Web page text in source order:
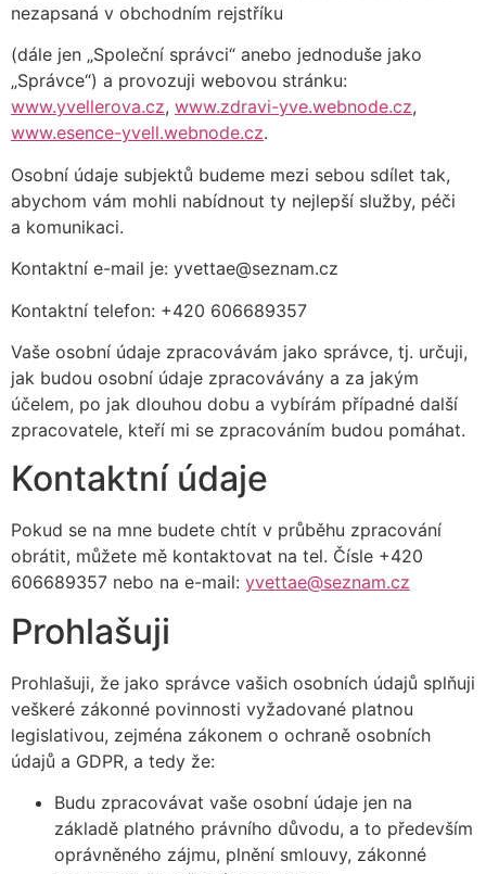
nezapsaná v obchodním rejstříku
(dále jen „Společní správci“ anebo jednoduše jako
„Správce“) a provozuji webovou stránku:
www.yvellerova.cz, www.zdravi-yve.webnode.cz,
www.esence-yvell.webnode.cz.
Osobní údaje subjektů budeme mezi sebou sdílet tak,
abychom vám mohli nabídnout ty nejlepší služby, péči
a komunikaci.
Kontaktní e-mail je: yvettae@seznam.cz
Kontaktní telefon: +420 606689357
Vaše osobní údaje zpracovávám jako správce, tj. určuji,
jak budou osobní údaje zpracovávány a za jakým
účelem, po jak dlouhou dobu a vybírám případné další
zpracovatele, kteří mi se zpracováním budou pomáhat.
Kontaktní údaje
Pokud se na mne budete chtít v průběhu zpracování
obrátit, můžete mě kontaktovat na tel. Čísle +420
606689357 nebo na e-mail: yvettae@seznam.cz
Prohlašuji
Prohlašuji, že jako správce vašich osobních údajů splňuji
veškeré zákonné povinnosti vyžadované platnou
legislativou, zejména zákonem o ochraně osobních
údajů a GDPR, a tedy že:
Budu zpracovávat vaše osobní údaje jen na
základě platného právního důvodu, a to především
oprávněného zájmu, plnění smlouvy, zákonné